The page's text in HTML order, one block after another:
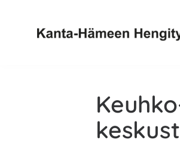
ensisijaiseen
valikkoon
pääsisältöön
ensisijaiseen
sivupalkkiin
alatunnisteeseen
Hämeen
Hengitys